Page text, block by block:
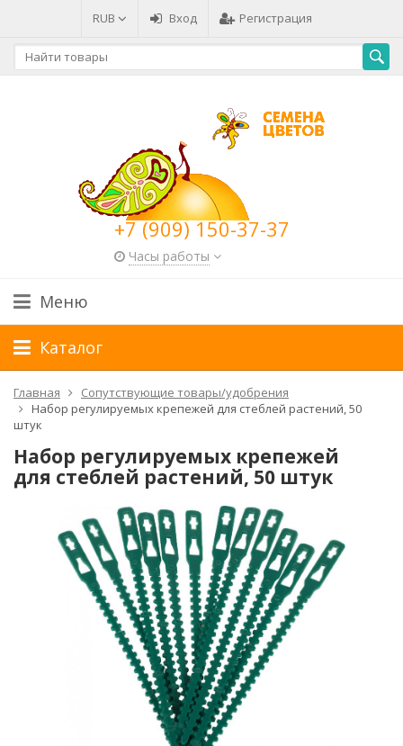
RUB Вход Регистрация
+7 (909) 150-37-37
Часы работы
Меню
Каталог
Главная
Сопутствующие товары/удобрения
Набор регулируемых крепежей для стеблей растений, 50
штук
Набор регулируемых крепежей
для стеблей растений, 50 штук